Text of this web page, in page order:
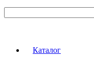
Каталог